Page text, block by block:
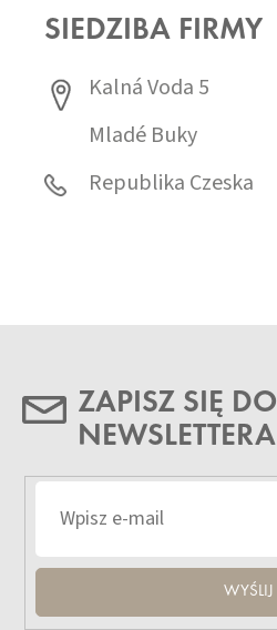
SIEDZIBA FIRMY
Kalná Voda 5
Mladé Buky
Republika Czeska
ZAPISZ SIĘ DO
NEWSLETTERA
WYŚLIJ